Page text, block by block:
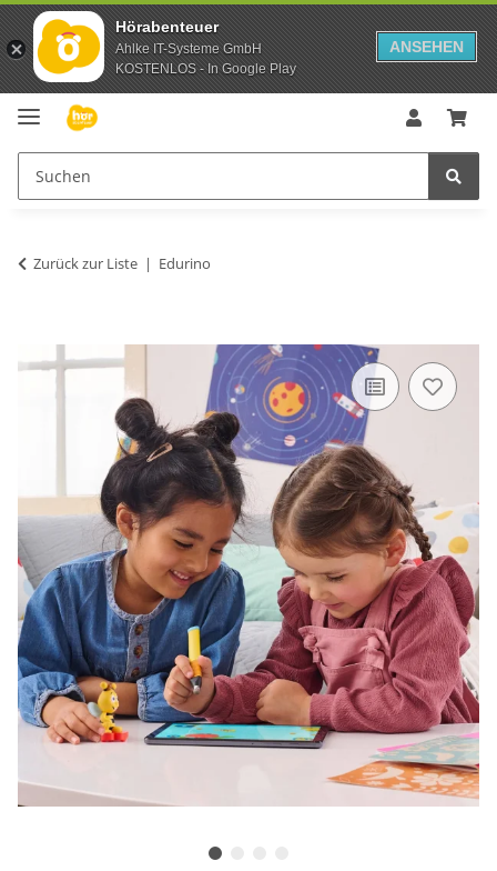
Hörabenteuer
Ahlke IT-Systeme GmbH
KOSTENLOS - In Google Play
ANSEHEN
Zurück zur Liste Edurino